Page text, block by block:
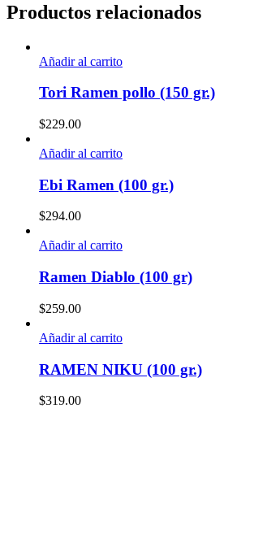
Productos relacionados
Añadir al carrito
Tori Ramen pollo (150 gr.)
$229.00
Añadir al carrito
Ebi Ramen (100 gr.)
$294.00
Añadir al carrito
Ramen Diablo (100 gr)
$259.00
Añadir al carrito
RAMEN NIKU (100 gr.)
$319.00